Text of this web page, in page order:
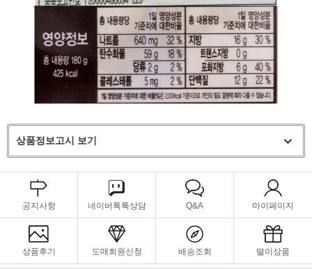
상품정보고시 보기
공지사항 네이버톡톡상담 Q&A 마이페이지
상품후기 도매회원신청 배송조회 떨이상품